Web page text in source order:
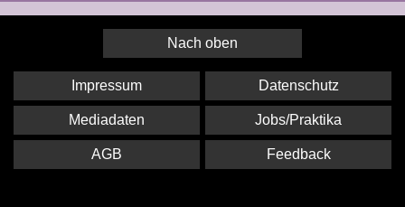
Nach oben
Impressum Datenschutz
Mediadaten Jobs/Praktika
AGB Feedback